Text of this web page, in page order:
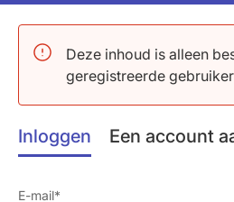
Deze inhoud is alleen
geregistreerde
Inloggen Een account
ten opzichte van Zweden. Dit
11236 meer doden waren in het
studieperiode van 2004 tot
in vergelijkbare mate PCI en
gebruiken.
technieken en effectieve